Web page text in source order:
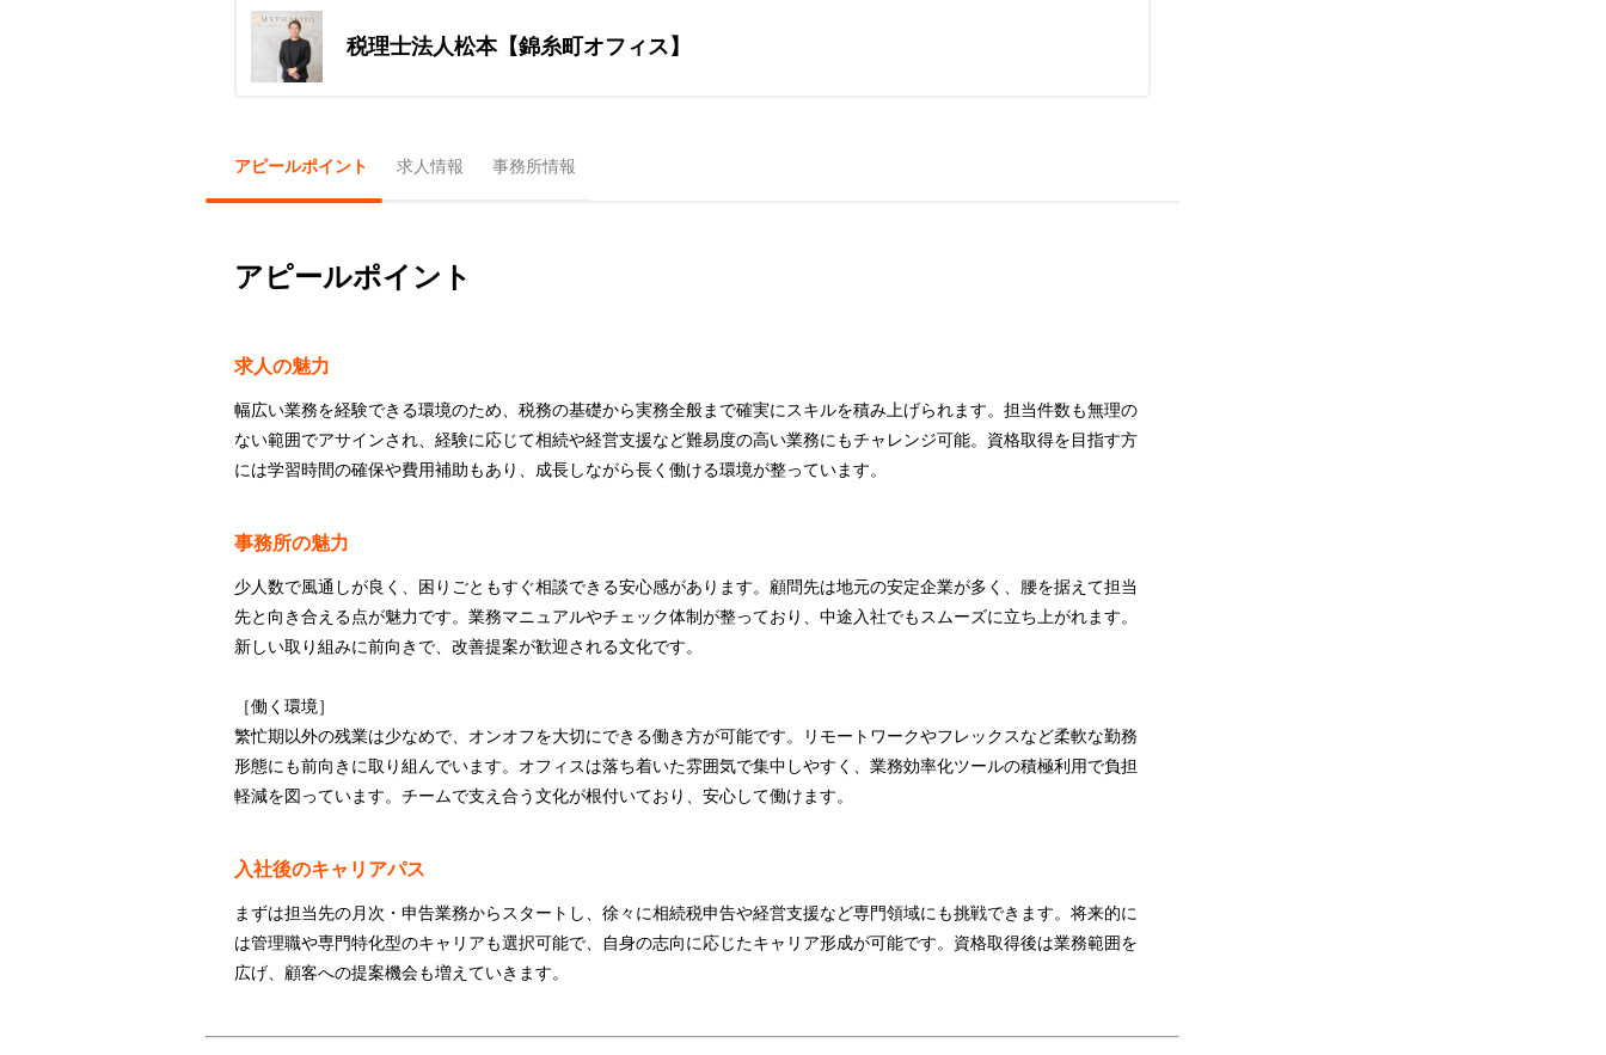
税理士法人松本【錦糸町オフィス】
アピールポイント 求人情報 事務所情報
アピールポイント
求人の魅力
幅広い業務を経験できる環境のため、税務の基礎から実務全般まで確実にスキルを積み上げられます。担当件数も無理の
ない範囲でアサインされ、経験に応じて相続や経営支援など難易度の高い業務にもチャレンジ可能。資格取得を目指す方
には学習時間の確保や費用補助もあり、成長しながら長く働ける環境が整っています。
事務所の魅力
少人数で風通しが良く、困りごともすぐ相談できる安心感があります。顧問先は地元の安定企業が多く、腰を据えて担当
先と向き合える点が魅力です。業務マニュアルやチェック体制が整っており、中途入社でもスムーズに立ち上がれます。
新しい取り組みに前向きで、改善提案が歓迎される文化です。
［働く環境］
繁忙期以外の残業は少なめで、オンオフを大切にできる働き方が可能です。リモートワークやフレックスなど柔軟な勤務
形態にも前向きに取り組んでいます。オフィスは落ち着いた雰囲気で集中しやすく、業務効率化ツールの積極利用で負担
軽減を図っています。チームで支え合う文化が根付いており、安心して働けます。
入社後のキャリアパス
まずは担当先の月次・申告業務からスタートし、徐々に相続税申告や経営支援など専門領域にも挑戦できます。将来的に
は管理職や専門特化型のキャリアも選択可能で、自身の志向に応じたキャリア形成が可能です。資格取得後は業務範囲を
広げ、顧客への提案機会も増えていきます。